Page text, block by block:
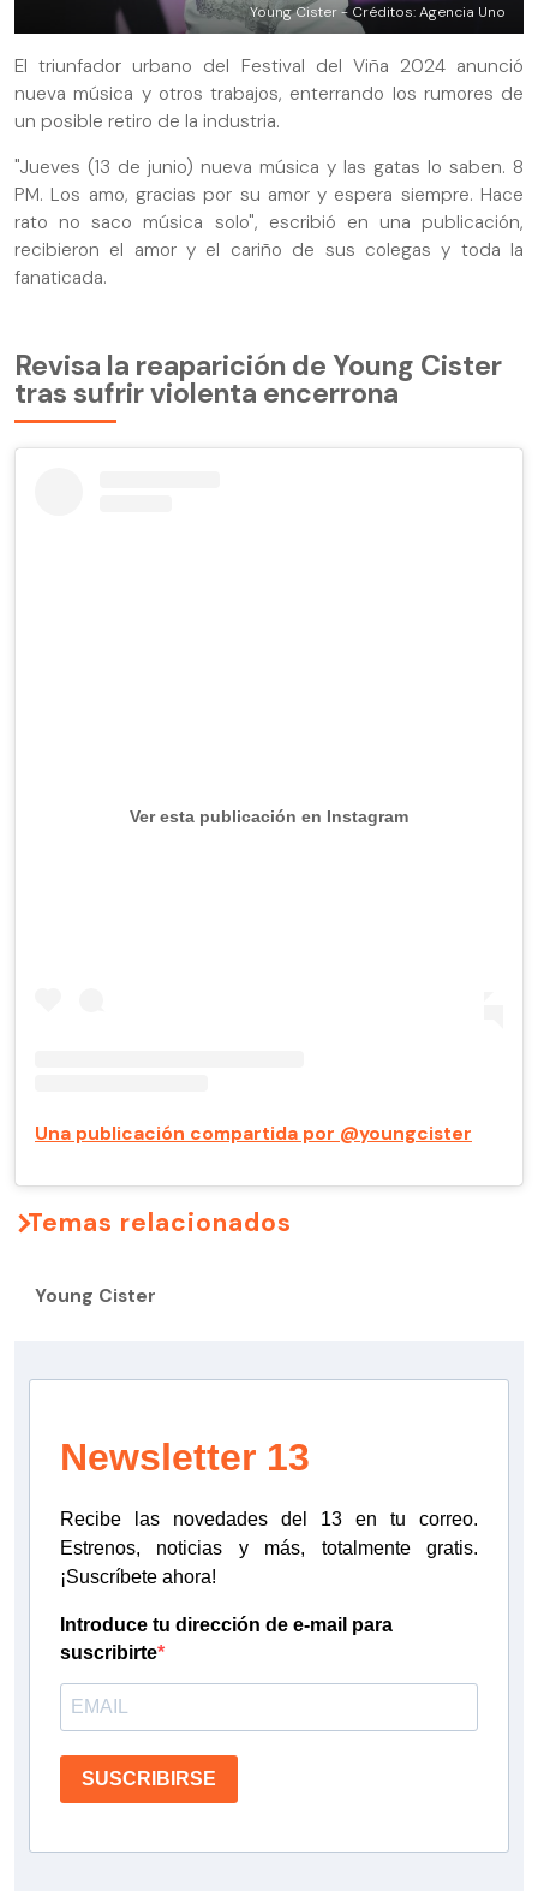
Young Cister - Créditos: Agencia Uno
El triunfador urbano del Festival del Viña 2024 anunció
nueva música y otros trabajos, enterrando los rumores de
un posible retiro de la industria.
"Jueves (13 de junio) nueva música y las gatas lo saben. 8
PM. Los amo, gracias por su amor y espera siempre. Hace
rato no saco música solo", escribió en una publicación,
recibieron el amor y el cariño de sus colegas y toda la
fanaticada.
Revisa la reaparición de Young Cister
tras sufrir violenta encerrona
Ver esta publicación en Instagram
Una publicación compartida por @youngcister
Temas relacionados
Young Cister
Newsletter 13
Recibe las novedades del 13 en tu correo.
Estrenos, noticias y más, totalmente gratis.
¡Suscríbete ahora!
Introduce tu dirección de e-mail para
suscribirte
SUSCRIBIRSE